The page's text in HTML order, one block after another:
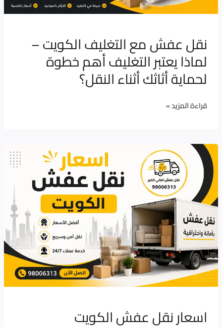
نقل عفش مع التغليف الكويت –
لماذا يعتبر التغليف أهم خطوة
لحماية أثاثك أثناء النقل؟
لحماية
أثاثك
أثناء
النقل؟
قراءة المزيد »
اسعار نقل عفش الكويت
اسعار
نقل
عفش
الكويت
98006313
|
كم
تكلفة
نقل
الأثاث
الفك
والتغليف؟